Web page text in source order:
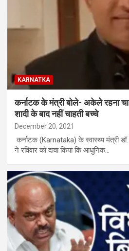
KARNATKA
कर्नाटक के मंत्री बोले- अकेले रहना
शादी के बाद नहीं चाहती बच्चे
December 20, 2021
कर्नाटक (Karnataka) के स्वास्थ्य मंत्री
ने रविवार को दावा किया कि आधुनिक…